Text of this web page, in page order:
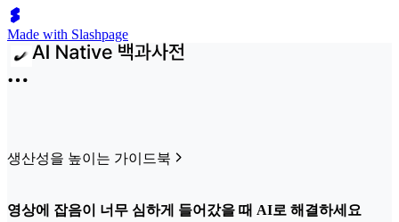
Made with Slashpage
생산성을 높이는 가이드북
영상에 잡음이 너무 심하게 들어갔을 때 AI로 해결하세요